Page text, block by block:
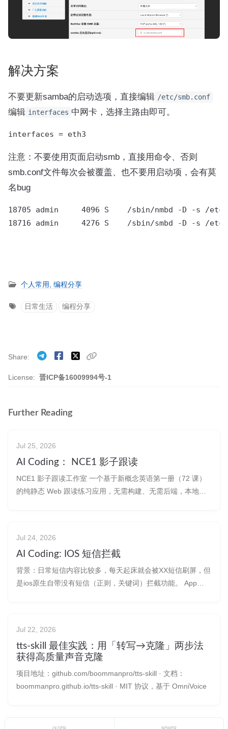
解决方案
不要更新samba的启动选项，直接编辑 /etc/smb.conf
编辑 interfaces 中网卡，选择主路由即可。
interfaces = eth3
注意：不要使用页面启动smb，直接用命令、否则
smb.conf文件每次会被覆盖、也不要用启动项，会有莫
名bug
18705 admin     4096 S    /sbin/nmbd -D -s /etc/
18716 admin     4276 S    /sbin/smbd -D -s /etc/
个人常用, 编程分享
日常生活 编程分享
License: 晋ICP备16009994号-1
Share
Further Reading
Jul 25, 2026
AI Coding： NCE1 影子跟读
NCE1 影子跟读工作室 一个基于新概念英语第一册（72 课）
的纯静态 Web 跟读练习应用，无需构建、无需后端，本地服
Jul 24, 2026
AI Coding: IOS 短信拦截
背景：日常短信内容比较多，每天起床就会被XX短信刷屏，但
是ios原生自带没有短信（正则，关键词）拦截功能。 App
起改
Jul 22, 2026
tts-skill 最佳实践：用「转写→克隆」两步法
获得高质量声音克隆
项目地址：github.com/boommanpro/tts-skill · 文档：
boommanpro.github.io/tts-skill · MIT 协议，基于 OmniVoice